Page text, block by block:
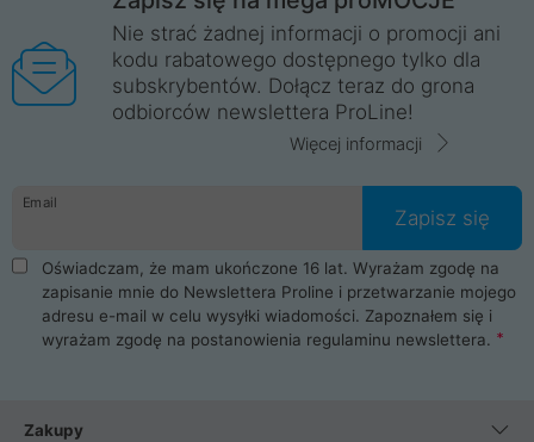
Nie strać żadnej informacji o promocji ani
kodu rabatowego dostępnego tylko dla
subskrybentów. Dołącz teraz do grona
odbiorców newslettera ProLine!
Więcej informacji
Email
Zapisz się
Oświadczam, że mam ukończone 16 lat. Wyrażam zgodę na
zapisanie mnie do Newslettera Proline i przetwarzanie mojego
adresu e-mail w celu wysyłki wiadomości. Zapoznałem się i
wyrażam zgodę na postanowienia regulaminu newslettera.
Zakupy